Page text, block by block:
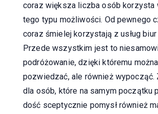
coraz większa liczba osób korzysta
tego typu możliwości. Od pewnego
coraz śmielej korzystają z usług biur
Przede wszystkim jest to
podróżowanie, dzięki któremu
pozwiedzać, ale również wypocząć.
dla osób, które na samym początku
dość sceptycznie pomysł również